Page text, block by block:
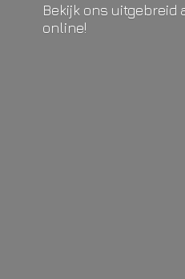
Bekijk ons uitgebreid
online!